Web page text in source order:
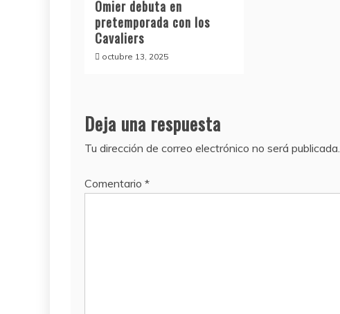
Omier debuta en
pretemporada con los
Cavaliers
octubre 13, 2025
Deja una respuesta
Tu dirección de correo electrónico no será publicada.
Comentario *